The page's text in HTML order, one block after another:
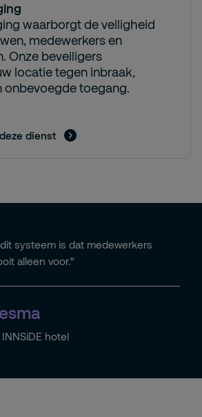
waarborgt de veiligheid
medewerkers en
Onze beveiligers
locatie tegen inbraak,
onbevoegde toegang.
dienst
systeem is dat medewerkers
alleen voor."
hotel